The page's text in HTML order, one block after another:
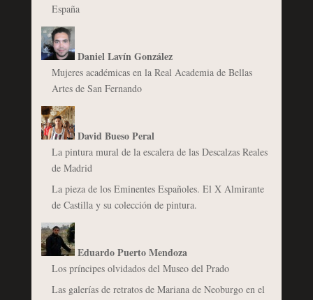
España
Daniel Lavín González
Mujeres académicas en la Real Academia de Bellas
Artes de San Fernando
David Bueso Peral
La pintura mural de la escalera de las Descalzas Reales
de Madrid
La pieza de los Eminentes Españoles. El X Almirante
de Castilla y su colección de pintura.
Eduardo Puerto Mendoza
Los príncipes olvidados del Museo del Prado
Las galerías de retratos de Mariana de Neoburgo en el